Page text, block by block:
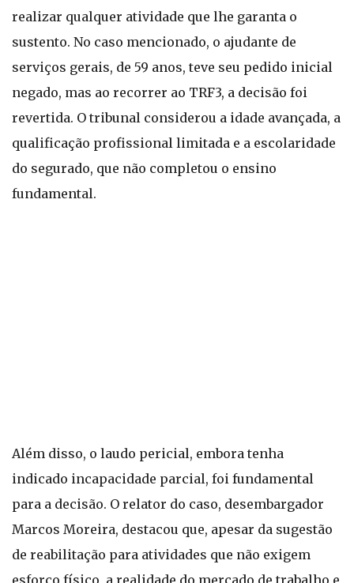
realizar qualquer atividade que lhe garanta o
sustento. No caso mencionado, o ajudante de
serviços gerais, de 59 anos, teve seu pedido inicial
negado, mas ao recorrer ao TRF3, a decisão foi
revertida. O tribunal considerou a idade avançada, a
qualificação profissional limitada e a escolaridade
do segurado, que não completou o ensino
fundamental.
Além disso, o laudo pericial, embora tenha
indicado incapacidade parcial, foi fundamental
para a decisão. O relator do caso, desembargador
Marcos Moreira, destacou que, apesar da sugestão
de reabilitação para atividades que não exigem
esforço físico, a realidade do mercado de trabalho e